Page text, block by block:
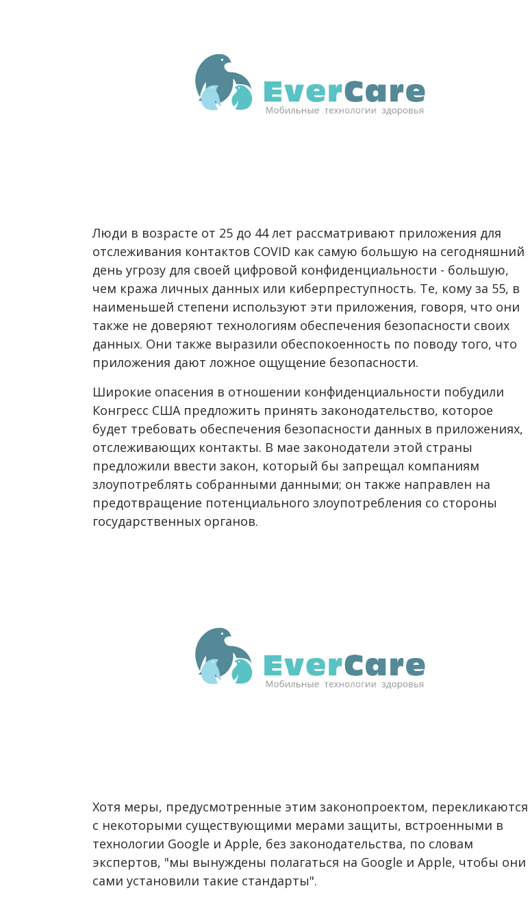
Люди в возрасте от 25 до 44 лет рассматривают приложения для
отслеживания контактов COVID как самую большую на сегодняшний
день угрозу для своей цифровой конфиденциальности - большую,
чем кража личных данных или киберпреступность. Те, кому за 55, в
наименьшей степени используют эти приложения, говоря, что они
также не доверяют технологиям обеспечения безопасности своих
данных. Они также выразили обеспокоенность по поводу того, что
приложения дают ложное ощущение безопасности.
Широкие опасения в отношении конфиденциальности побудили
Конгресс США предложить принять законодательство, которое
будет требовать обеспечения безопасности данных в приложениях,
отслеживающих контакты. В мае законодатели этой страны
предложили ввести закон, который бы запрещал компаниям
злоупотреблять собранными данными; он также направлен на
предотвращение потенциального злоупотребления со стороны
государственных органов.
Хотя меры, предусмотренные этим законопроектом, перекликаются
с некоторыми существующими мерами защиты, встроенными в
технологии Google и Apple, без законодательства, по словам
экспертов, "мы вынуждены полагаться на Google и Apple, чтобы они
сами установили такие стандарты".